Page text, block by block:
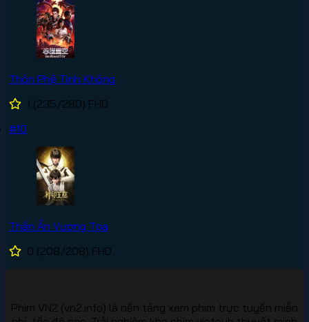
Thôn Phệ Tinh Không
1 (235/280) FHD
#10
Thần Ấn Vương Tọa
0 (208/208) FHD
Phim VN2 (vn2.info) là nền tảng xem phim trực tuyến miễn